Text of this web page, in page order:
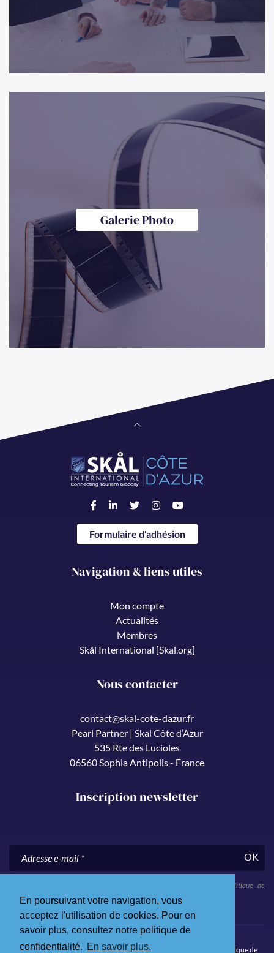
En poursuivant votre navigation, vous
acceptez l'utilisation de cookies. Pour en
savoir plus, consultez notre politique de
confidentialité. En savoir plus.
Galerie Photo
Formulaire d'adhésion
Navigation & liens utiles
Mon compte
Actualités
Membres
Skål International [Skal.org]
Nous contacter
contact@skal-cote-dazur.fr
Pearl Partner | Skal Côte d’Azur
535 Rte des Lucioles
06560 Sophia Antipolis - France
Inscription newsletter
OK
politique de
confidentialité
© 2026 Skål Côte d’Azur. Tous droits réservés. Politique de